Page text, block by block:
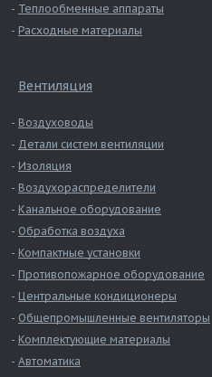
Теплообменные аппараты
Расходные материалы
Вентиляция
Воздуховоды
Детали систем вентиляции
Изоляция
Воздухораспределители
Канальное оборудование
Обработка воздуха
Компактные установки
Противопожарное оборудование
Центральные кондиционеры
Общепромышленные вентиляторы
Комплектующие материалы
Автоматика